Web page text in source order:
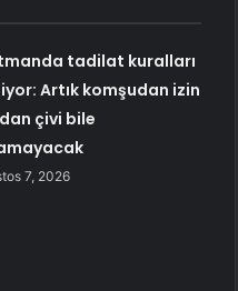
tadilat kuralları
Artık komşudan izin
çivi bile
7, 2026